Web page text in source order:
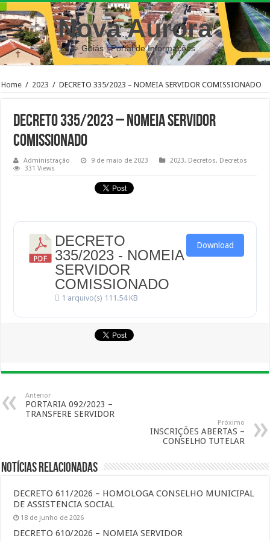
Nova Aurora
– Goiás | Portal de Informações
Home / 2023 / DECRETO 335/2023 – NOMEIA SERVIDOR COMISSIONADO
DECRETO 335/2023 – NOMEIA SERVIDOR
COMISSIONADO
Administração 9 de maio de 2023 2023, Decretos, Decretos
331 Views
DECRETO
335/2023 - NOMEIA
SERVIDOR
COMISSIONADO
1 arquivo(s) 111.54 KB
Download
Anterior
PORTARIA 092/2023 –
TRANSFERE SERVIDOR
Próximo
INSCRIÇÕES ABERTAS –
CONSELHO TUTELAR
Notícias Relacionadas
DECRETO 611/2026 – HOMOLOGA CONSELHO MUNICIPAL
DE ASSISTENCIA SOCIAL
18 de junho de 2026
DECRETO 610/2026 – NOMEIA SERVIDOR